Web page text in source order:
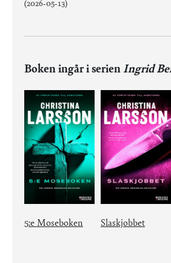
(2026-05-13)
Boken ingår i serien Ingrid
5:e Moseboken Slaskjobbet